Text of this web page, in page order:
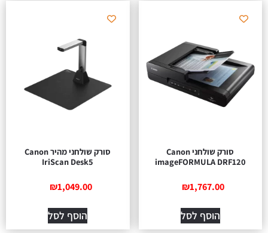
סורק שולחני Canon
imageFORMULA DRF120
₪1,767.00
הוסף לסל
סורק שולחני מהיר Canon
IriScan Desk5
₪1,049.00
הוסף לסל